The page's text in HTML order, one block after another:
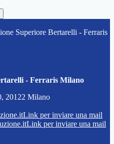
Superiore Bertarelli - Ferraris
- Ferraris Milano
20122 Milano
Link per inviare una mail
Link per inviare una mail